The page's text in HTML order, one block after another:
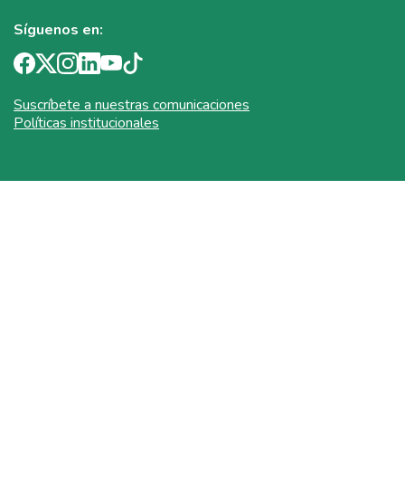
Síguenos en:
Suscríbete a nuestras comunicaciones
Políticas institucionales